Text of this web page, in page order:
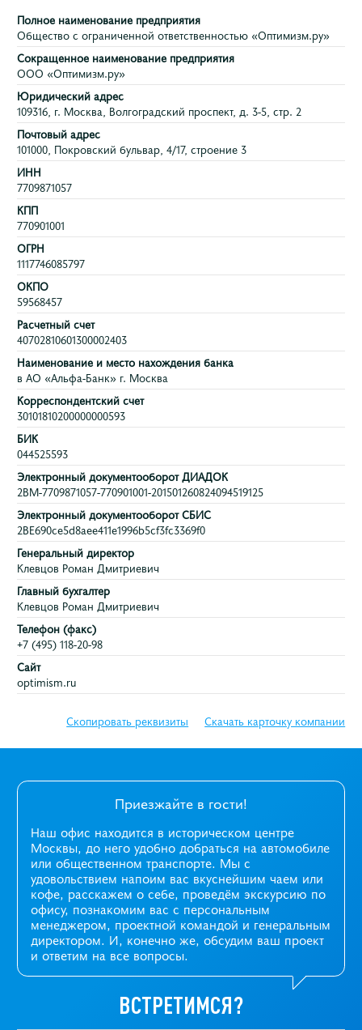
Полное наименование предприятия
Общество с ограниченной ответственностью «Оптимизм.ру»
Сокращенное наименование предприятия
ООО «Оптимизм.ру»
Юридический адрес
109316, г. Москва, Волгоградский проспект, д. 3-5, стр. 2
Почтовый адрес
101000, Покровский бульвар, 4/17, строение 3
ИНН
7709871057
КПП
770901001
ОГРН
1117746085797
ОКПО
59568457
Расчетный счет
40702810601300002403
Наименование и место нахождения банка
в АО «Альфа-Банк» г. Москва
Корреспондентский счет
30101810200000000593
БИК
044525593
Электронный документооборот ДИАДОК
2BM-7709871057-770901001-201501260824094519125
Электронный документооборот СБИС
2BE690ce5d8aee411e1996b5cf3fc3369f0
Генеральный директор
Клевцов Роман Дмитриевич
Главный бухгалтер
Клевцов Роман Дмитриевич
Телефон (факс)
+7 (495) 118-20-98
Сайт
optimism.ru
Общество с ограниченной ответственностью
«Оптимизм.ру»
Сокращенное наименование предприятия
ООО «Оптимизм.ру»
Юридический адрес
109316, г. Москва, Волгоградский проспект, д. 3-5, стр. 2
Почтовый адрес
101000, г. Москва, Покровский бульвар, 4/17, строение 3
ИНН
7709871057
Скопировать реквизиты Скачать карточку компании
Приезжайте в гости!
Наш офис находится в историческом центре
Москвы, до него удобно добраться на автомобиле
или общественном транспорте. Мы с
удовольствием напоим вас вкуснейшим чаем или
кофе, расскажем о себе, проведём экскурсию по
офису, познакомим вас с персональным
менеджером, проектной командой и генеральным
директором. И, конечно же, обсудим ваш проект
и ответим на все вопросы.
ВСТРЕТИМСЯ?